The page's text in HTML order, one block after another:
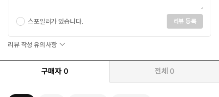
스포일러가 있습니다. 리뷰 등록
리뷰 작성 유의사항
구매자 0 전체 0